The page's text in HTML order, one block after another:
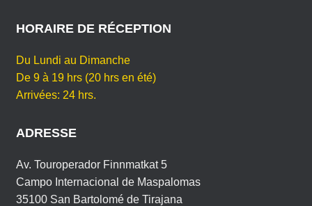
L
N
G
E
o
k
p
HORAIRE DE RÉCEPTION
Du Lundi au Dimanche
De 9 à 19 hrs (20 hrs en été)
Arrivées: 24 hrs.
ADRESSE
Av. Touroperador Finnmatkat 5
Campo Internacional de Maspalomas
35100 San Bartolomé de Tirajana